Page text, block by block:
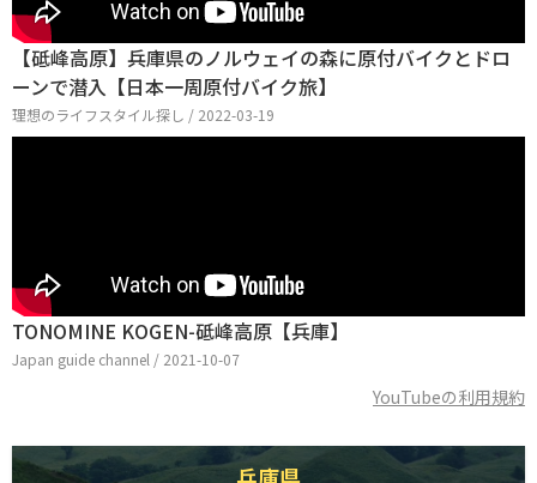
【砥峰高原】兵庫県のノルウェイの森に原付バイクとドロ
ーンで潜入【日本一周原付バイク旅】
理想のライフスタイル探し / 2022-03-19
TONOMINE KOGEN-砥峰高原【兵庫】
Japan guide channel / 2021-10-07
YouTubeの利用規約